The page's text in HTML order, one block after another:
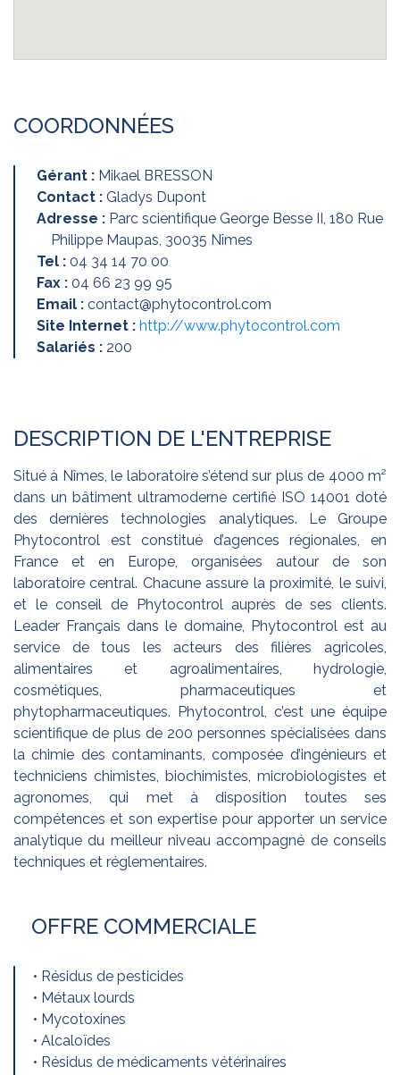
COORDONNÉES
Gérant : Mikael BRESSON
Contact : Gladys Dupont
Adresse : Parc scientifique George Besse II, 180 Rue
Philippe Maupas, 30035 Nîmes
Tel : 04 34 14 70 00
Fax : 04 66 23 99 95
Email : contact@phytocontrol.com
Site Internet : http://www.phytocontrol.com
Salariés : 200
DESCRIPTION DE L'ENTREPRISE
Situé à Nîmes, le laboratoire s’étend sur plus de 4000 m²
dans un bâtiment ultramoderne certifié ISO 14001 doté
des dernières technologies analytiques. Le Groupe
Phytocontrol est constitué d’agences régionales, en
France et en Europe, organisées autour de son
laboratoire central. Chacune assure la proximité, le suivi,
et le conseil de Phytocontrol auprès de ses clients.
Leader Français dans le domaine, Phytocontrol est au
service de tous les acteurs des filières agricoles,
alimentaires et agroalimentaires, hydrologie,
cosmétiques, pharmaceutiques et
phytopharmaceutiques. Phytocontrol, c’est une équipe
scientifique de plus de 200 personnes spécialisées dans
la chimie des contaminants, composée d’ingénieurs et
techniciens chimistes, biochimistes, microbiologistes et
agronomes, qui met à disposition toutes ses
compétences et son expertise pour apporter un service
analytique du meilleur niveau accompagné de conseils
techniques et réglementaires.
OFFRE COMMERCIALE
• Résidus de pesticides
• Métaux lourds
• Mycotoxines
• Alcaloïdes
• Résidus de médicaments vétérinaires